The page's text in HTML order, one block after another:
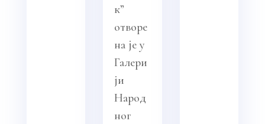
к”
отворе
на је у
Галери
ји
Народ
ног